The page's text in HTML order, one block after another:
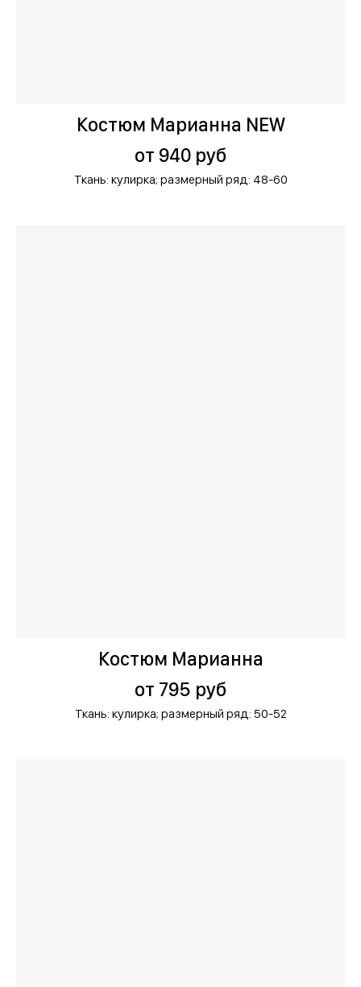
Костюм Марианна NEW
от 940 руб
Ткань: кулирка; размерный ряд: 48-60
Костюм Марианна
от 795 руб
Ткань: кулирка; размерный ряд: 50-52